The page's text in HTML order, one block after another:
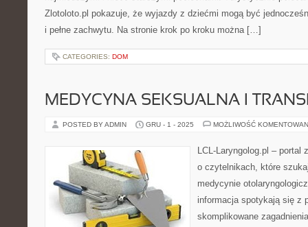
Zlotoloto.pl pokazuje, że wyjazdy z dziećmi mogą być
i pełne zachwytu. Na stronie krok po kroku można […]
CATEGORIES: DOM
MEDYCYNA SEKSUALNA I
POSTED BY ADMIN GRU - 1 - 2025 MOŻLIWOŚĆ
LCL-Laryngolog.pl – portal
o czytelnikach, które
medycynie
informacja spotykają się z
skomplikowane